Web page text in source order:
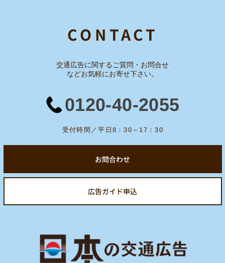
CONTACT
交通広告に関するご質問・お問合せ
などお気軽にお寄せ下さい。
0120-40-2055
受付時間／平日8：30～17：30
お問合わせ
広告ガイド申込